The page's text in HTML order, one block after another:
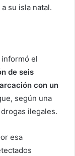
su isla natal.
informó el
de seis
con un
según una
ilegales.
esa